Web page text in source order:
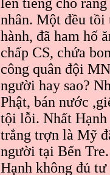
nhân. Một đều
hành, đã ham hố
chấp CS, chứa
công quân đội
người hay sao?
Phật, bán nước
tội lỗi. Nhất
trắng trợn là Mỹ
người tại Bến
Hạnh không đủ